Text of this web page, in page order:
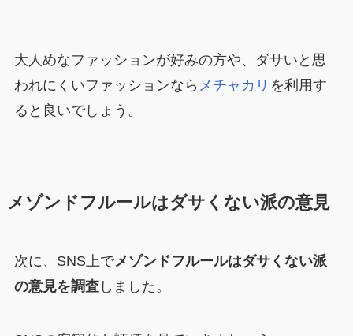
大人めなファッションが好みの方や、ダサいと思
われにくいファッションなら メチャカリ を利用す
ると良いでしょう。
メゾンドフルールはダサくない派の意見
次に、SNS上でメゾンドフルールはダサくない派
の意見を調査しました。